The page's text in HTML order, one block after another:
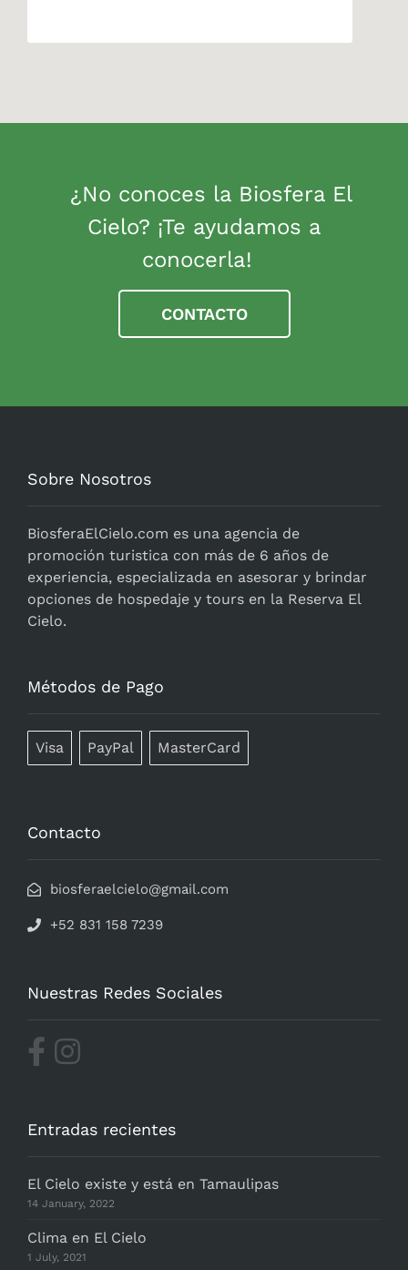
¿No conoces la Biosfera El
Cielo? ¡Te ayudamos a
conocerla!
CONTACTO
Sobre Nosotros
BiosferaElCielo.com es una agencia de
promoción turistica con más de 6 años de
experiencia, especializada en asesorar y brindar
opciones de hospedaje y tours en la Reserva El
Cielo.
Métodos de Pago
Visa PayPal MasterCard
Contacto
biosferaelcielo@gmail.com
+52 831 158 7239
Nuestras Redes Sociales
Entradas recientes
El Cielo existe y está en Tamaulipas
14 January, 2022
Clima en El Cielo
1 July, 2021